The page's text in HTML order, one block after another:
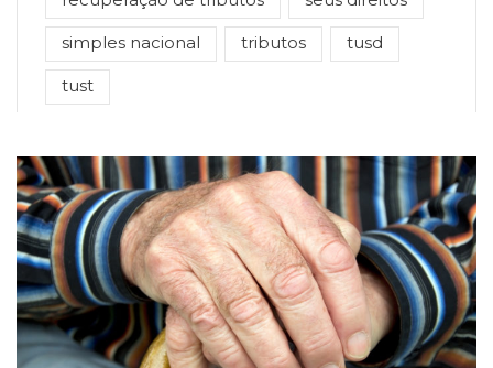
simples nacional tributos tusd
tust